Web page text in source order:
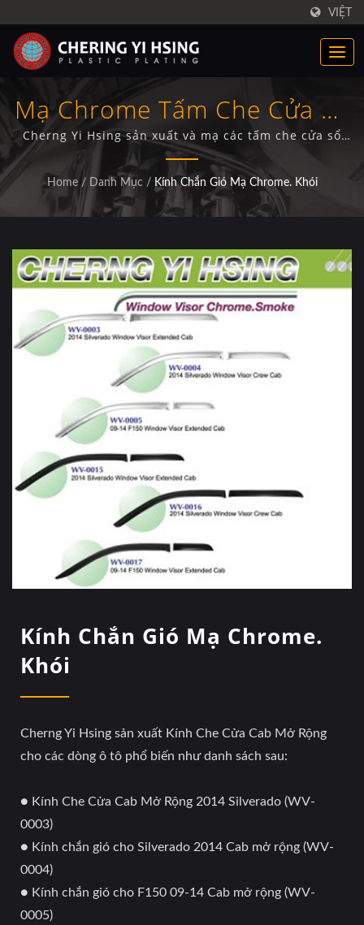
VIỆT
Mạ Chrome Tấm Che Cửa Sổ
Chuyên Nghiệp Cho Xe Tải.
Cherng Yi Hsing sản xuất và mạ các tấm che cửa sổ
cho các mẫu xe tải phổ biến bao gồm Silverado 2014
và các cấu hình cab mở rộng F150 09-14 với lớp mạ
chrome sáng.
Home / Danh Mục / Kính Chắn Gió Mạ Chrome. Khói
Kính Chắn Gió Mạ Chrome.
Khói
Cherng Yi Hsing sản xuất Kính Che Cửa Cab Mở Rộng
cho các dòng ô tô phổ biến như danh sách sau:
● Kính Che Cửa Cab Mở Rộng 2014 Silverado (WV-
0003)
● Kính chắn gió cho Silverado 2014 Cab mở rộng (WV-
0004)
● Kính chắn gió cho F150 09-14 Cab mở rộng (WV-
0005)